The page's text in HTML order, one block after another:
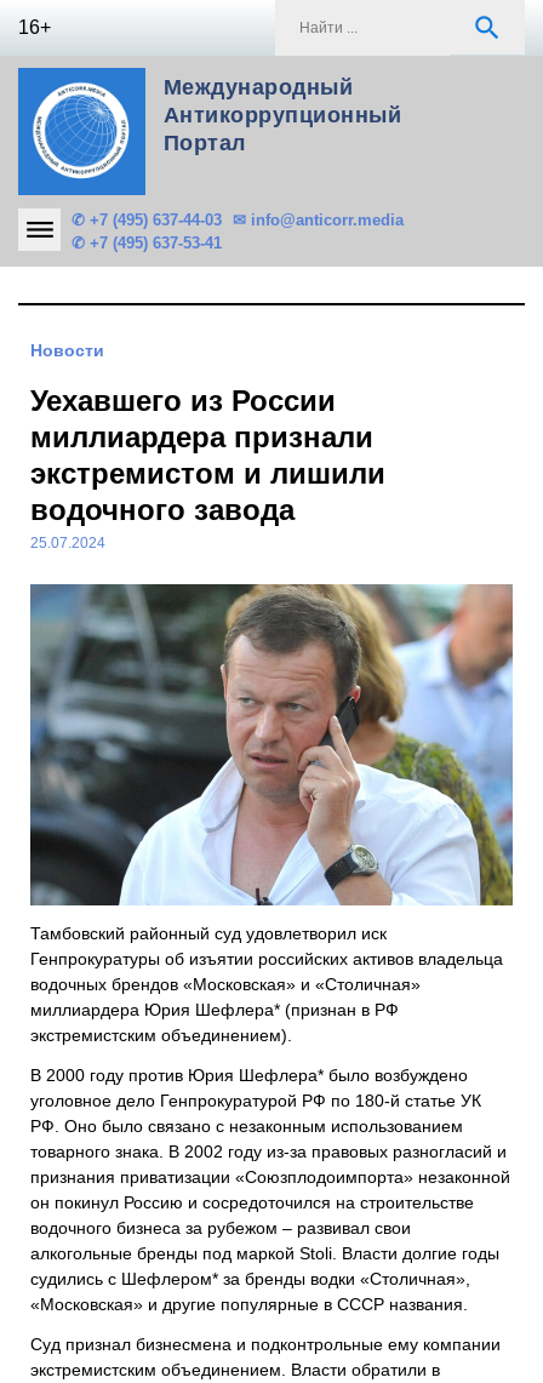
16+ search
Международный
Антикоррупционный
Портал
✆ +7 (495) 637-44-03
✆ +7 (495) 637-53-41
✉ info@anticorr.media
Новости
Уехавшего из России
миллиардера признали
экстремистом и лишили
водочного завода
25.07.2024
Тамбовский районный суд удовлетворил иск
Генпрокуратуры об изъятии российских активов владельца
водочных брендов «Московская» и «Столичная»
миллиардера Юрия Шефлера* (признан в РФ
экстремистским объединением).
В 2000 году против Юрия Шефлера* было возбуждено
уголовное дело Генпрокуратурой РФ по 180-й статье УК
РФ. Оно было связано с незаконным использованием
товарного знака. В 2002 году из-за правовых разногласий и
признания приватизации «Союзплодоимпорта» незаконной
он покинул Россию и сосредоточился на строительстве
водочного бизнеса за рубежом – развивал свои
алкогольные бренды под маркой Stoli. Власти долгие годы
судились с Шефлером* за бренды водки «Столичная»,
«Московская» и другие популярные в СССР названия.
Суд признал бизнесмена и подконтрольные ему компании
экстремистским объединением. Власти обратили в